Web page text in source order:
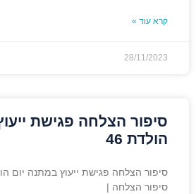
קרא עוד »
28/11/2023
סיפור הצלחה פגישת
הולדת 46
סיפור הצלחה |